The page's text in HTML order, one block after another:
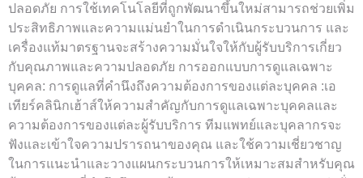
ปลอดภัย การใช้เทคโนโลยีที่ถูกพัฒนาขึ้นใหม่สามารถช่วยเพิ่ม
ประสิทธิภาพและความแม่นยำในการดำเนินกระบวนการ และ
เครื่องแท้มาตรฐานจะสร้างความมั่นใจให้กับผู้รับบริการเกี่ยว
กับคุณภาพและความปลอดภัย การออกแบบการดูแลเฉพาะ
บุคคล: การดูแลที่คำนึงถึงความต้องการของแต่ละบุคคล :เอ
เทียร์คลินิกเฮ้าส์ให้ความสำคัญกับการดูแลเฉพาะบุคคลและ
ความต้องการของแต่ละผู้รับบริการ ทีมแพทย์และบุคลากรจะ
ฟังและเข้าใจความปรารถนาของคุณ และใช้ความเชี่ยวชาญ
ในการแนะนำและวางแผนกระบวนการให้เหมาะสมสำหรับคุณ